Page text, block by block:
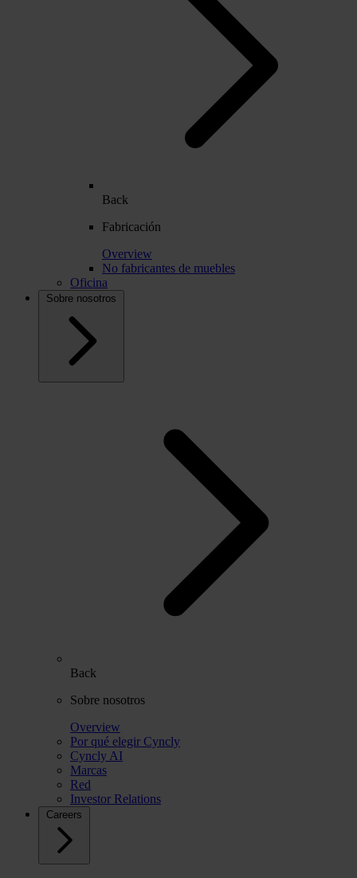
Back
Fabricación
Overview
No fabricantes de muebles
Oficina
Sobre nosotros
Back
Sobre nosotros
Overview
Por qué elegir Cyncly
Cyncly AI
Marcas
Red
Investor Relations
Careers